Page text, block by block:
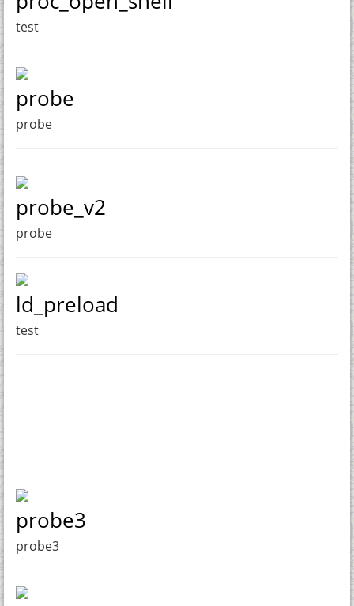
test
probe
probe
probe_v2
probe
ld_preload
test
probe3
probe3